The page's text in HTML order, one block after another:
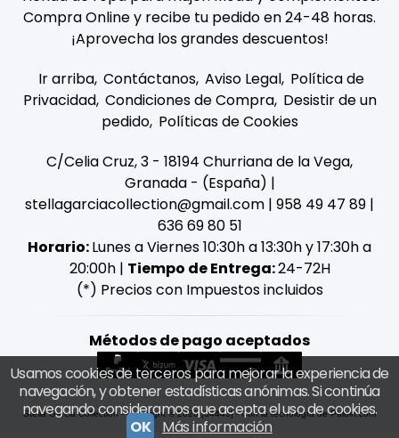
Compra Online y recibe tu pedido en 24-48 horas.
¡Aprovecha los grandes descuentos!
Ir arriba Contáctanos Aviso Legal Política de
Privacidad Condiciones de Compra Desistir de un
pedido Políticas de Cookies
C/Celia Cruz, 3 - 18194 Churriana de la Vega,
Granada - (España) |
stellagarciacollection@gmail.com | 958 49 47 89 |
636 69 80 51
Horario:Lunes a Viernes 10:30h a 13:30h y 17:30h a
20:00h | Tiempo de Entrega:24-72H
(*) Precios con Impuestos incluidos
Métodos de pago aceptados
Stella Garcia Collection - Copyright © 2026 [34443] - Con la tecnología de Palbin.com
Usamos cookies de terceros para mejorar la experiencia de
navegación, y obtener estadísticas anónimas. Si continúa
navegando consideramos que acepta el uso de cookies.
OK
Más información